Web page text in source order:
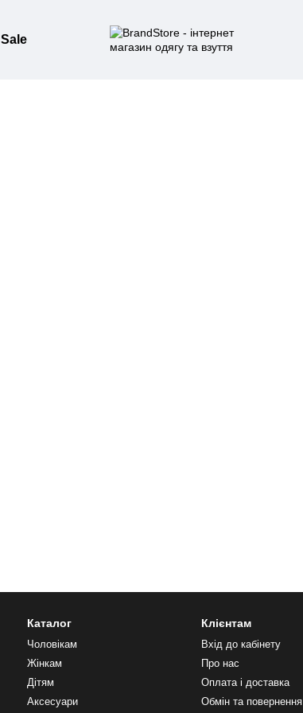
Sale
Каталог
Чоловікам
Жінкам
Дітям
Аксесуари
Клієнтам
Вхід до кабінету
Про нас
Оплата і доставка
Обмін та повернення